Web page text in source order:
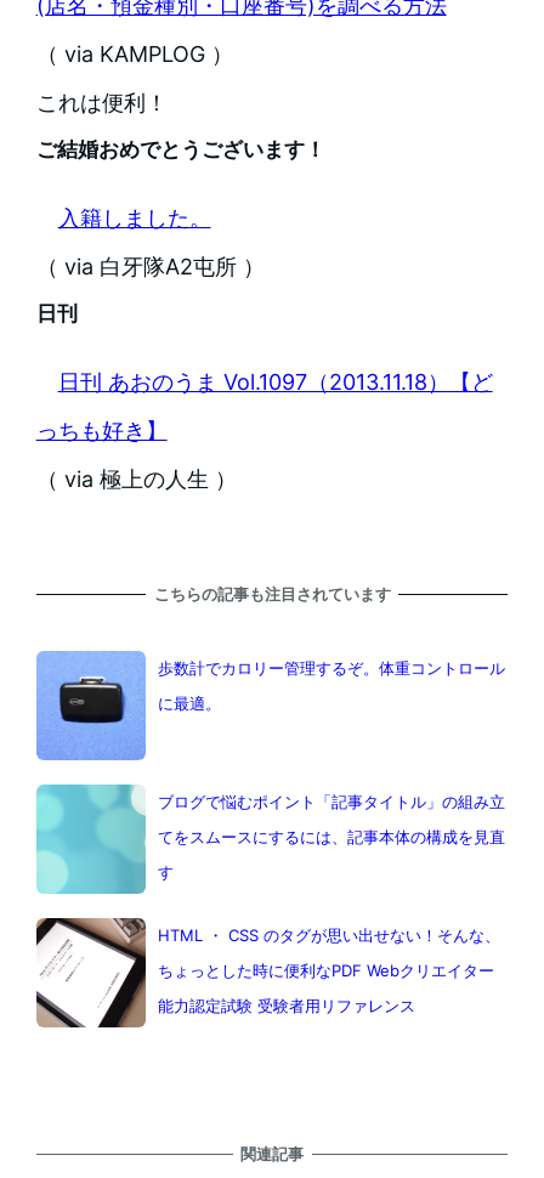
(店名・預金種別・口座番号)を調べる方法
（ via KAMPLOG ）
これは便利！
ご結婚おめでとうございます！
入籍しました。
（ via 白牙隊A2屯所 ）
日刊
日刊 あおのうま Vol.1097（2013.11.18）【ど
っちも好き】
（ via 極上の人生 ）
こちらの記事も注目されています
歩数計でカロリー管理するぞ。体重コントロール
に最適。
ブログで悩むポイント「記事タイトル」の組み立
てをスムースにするには、記事本体の構成を見直
す
HTML ・ CSS のタグが思い出せない！そんな、
ちょっとした時に便利なPDF Webクリエイター
能力認定試験 受験者用リファレンス
関連記事